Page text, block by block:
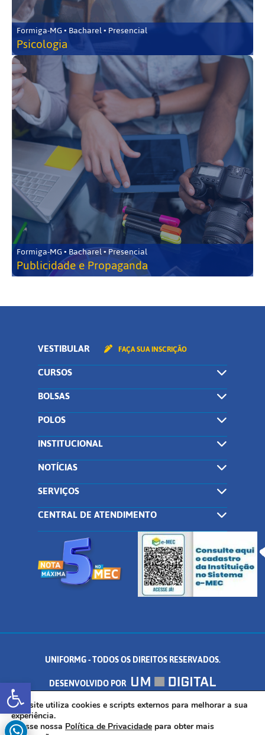
Abrir a barra de ferramentas
Formiga-MG • Bacharel • Presencial
Psicologia
Formiga-MG • Bacharel • Presencial
Publicidade e Propaganda
VESTIBULAR FAÇA SUA INSCRIÇÃO
CURSOS
BOLSAS
POLOS
INSTITUCIONAL
NOTÍCIAS
SERVIÇOS
CENTRAL DE ATENDIMENTO
UNIFORMG - TODOS OS DIREITOS RESERVADOS.
DESENVOLVIDO POR
AV. DR. ARNALDO DE SENNA, 328 - PALMEIRAS, FORMIGA/MG - CEP:
35.574.530
Este site utiliza cookies e scripts externos para melhorar a sua
experiência.
Acesse nossa Política de Privacidade para obter mais